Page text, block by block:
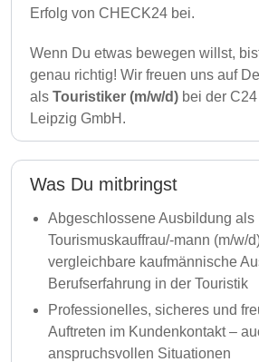
Erfolg von CHECK24 bei.
Wenn Du etwas bewegen willst,
genau richtig! Wir freuen uns auf
als Touristiker (m/w/d) bei der
Leipzig GmbH.
Was Du mitbringst
Abgeschlossene Ausbildung als
Tourismuskauffrau/-mann (m/w/
vergleichbare kaufmännische
Berufserfahrung in der Touristik
Professionelles, sicheres und
Auftreten im Kundenkontakt –
anspruchsvollen Situationen